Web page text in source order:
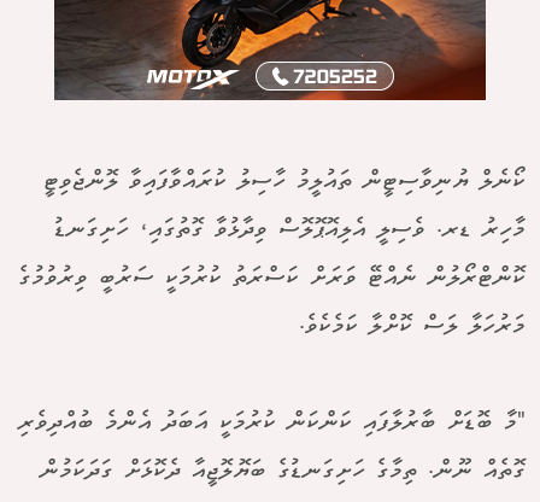
ކޯނެލް ޔުނިވާސިޓީން ތައުލީމު ހާސިލު ކުރައްވާފައިވާ ލޮންޖެވިޓީ
މާހިރު ޑރ. ވެސިލީ އެލިއޮޕޮލޮސް ވިދާޅުވާ ގޮތުގައި، ހަށިގަނޑު
ކޮންޓްރޯލުން ނެއްޓޭ ވަރަށް ކަސްރަތު ކުރުމަކީ ސަރުބީ ވިރުވުމުގެ
މަރުހަލާ ލަސް ކޮށްލާ ކަމެކެވެ.
"މާ ބޮޑަށް ބާރުލާފައި ކަންކަން ކުރުމަކީ އަބަދު އެންމެ ބުއްދިވެރި
ގޮތެއް ނޫން. ތިމާގެ ހަށިގަނޑުގެ ބަޔޮލޮޖީއާ ދެކޮޅަށް ގަދަކަމުން